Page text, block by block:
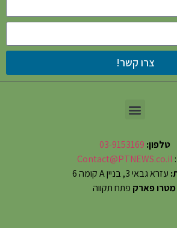
צרו קשר!
טלפון: 03-9153169
:
Contact@PTNEWS.co.il
עזרא גבאי 3, בניין A קומה 6
מטרו פארק פתח תקווה